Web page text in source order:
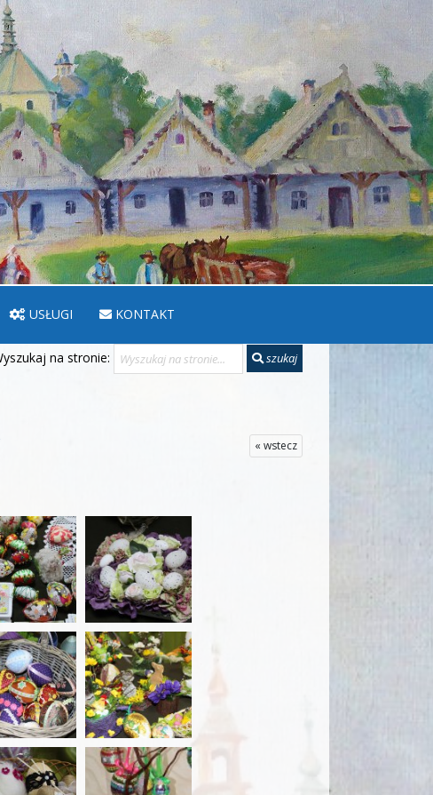
USŁUGI KONTAKT
na stronie: szukaj
« wstecz